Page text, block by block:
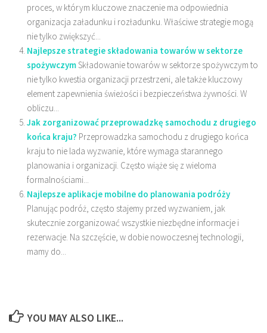
proces, w którym kluczowe znaczenie ma odpowiednia
organizacja załadunku i rozładunku. Właściwe strategie mogą
nie tylko zwiększyć...
Najlepsze strategie składowania towarów w sektorze
spożywczymSkładowanie towarów w sektorze spożywczym to
nie tylko kwestia organizacji przestrzeni, ale także kluczowy
element zapewnienia świeżości i bezpieczeństwa żywności. W
obliczu...
Jak zorganizować przeprowadzkę samochodu z drugiego
końca kraju? Przeprowadzka samochodu z drugiego końca
kraju to nie lada wyzwanie, które wymaga starannego
planowania i organizacji. Często wiąże się z wieloma
formalnościami...
Najlepsze aplikacje mobilne do planowania podróży
Planując podróż, często stajemy przed wyzwaniem, jak
skutecznie zorganizować wszystkie niezbędne informacje i
rezerwacje. Na szczęście, w dobie nowoczesnej technologii,
mamy do...
YOU MAY ALSO LIKE...